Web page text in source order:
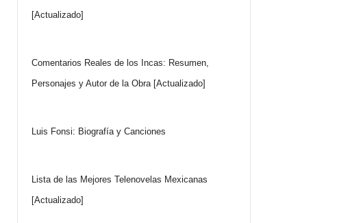
[Actualizado]
Comentarios Reales de los Incas: Resumen,
Personajes y Autor de la Obra [Actualizado]
Luis Fonsi: Biografía y Canciones
Lista de las Mejores Telenovelas Mexicanas
[Actualizado]